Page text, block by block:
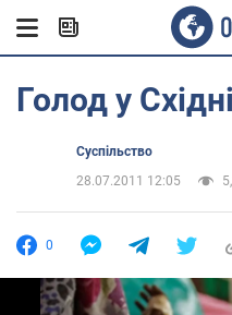
Голод у
Суспільство
28.07.2011 12:05
0